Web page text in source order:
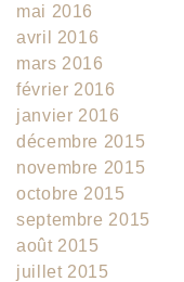
mai 2016
avril 2016
mars 2016
février 2016
janvier 2016
décembre 2015
novembre 2015
octobre 2015
septembre 2015
août 2015
juillet 2015